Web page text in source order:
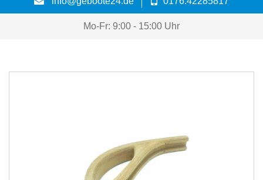
Mo-Fr: 9:00 - 15:00 Uhr